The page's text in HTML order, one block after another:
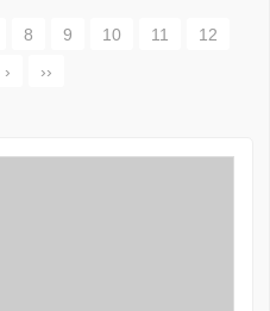
8 9 10 11
12
› ››